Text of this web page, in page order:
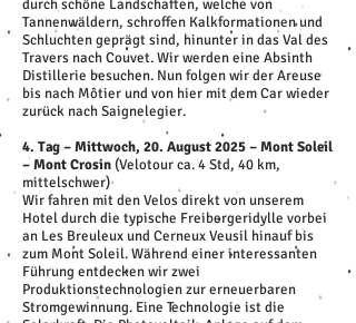
durch schöne Landschaften, welche von
Tannenwäldern, schroffen Kalkformationen und
Schluchten geprägt sind, hinunter in das Val des
Travers nach Couvet. Wir werden eine Absinth
Distillerie besuchen. Nun folgen wir der Areuse
bis nach Môtier und von hier mit dem Car wieder
zurück nach Saignelegier.
4. Tag – Mittwoch, 20. August 2025 – Mont Soleil
– Mont Crosin(Velotour ca. 4 Std, 40 km,
mittelschwer)
Wir fahren mit den Velos direkt von unserem
Hotel durch die typische Freibergeridylle vorbei
an Les Breuleux und Cerneux Veusil hinauf bis
zum Mont Soleil. Während einer interessanten
Führung entdecken wir zwei
Produktionstechnologien zur erneuerbaren
Stromgewinnung. Eine Technologie ist die